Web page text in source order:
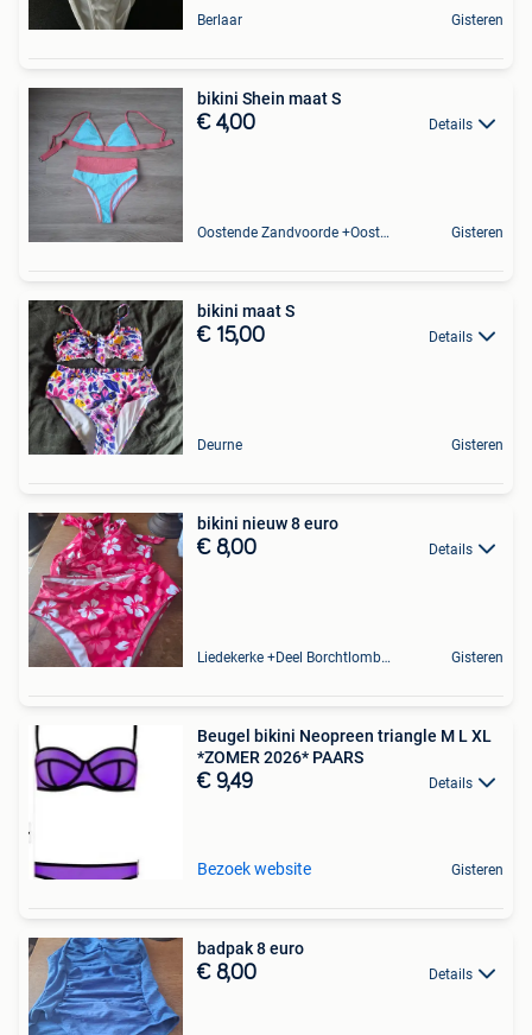
Berlaar Gisteren
bikini Shein maat S
€ 4,00 Details
Oostende Zandvoorde +Oostende Gisteren
bikini maat S
€ 15,00 Details
Deurne Gisteren
bikini nieuw 8 euro
€ 8,00 Details
Liedekerke +Deel Borchtlombeek Gisteren
Beugel bikini Neopreen triangle M L XL
*ZOMER 2026* PAARS
€ 9,49 Details
Bezoek website Gisteren
badpak 8 euro
€ 8,00 Details